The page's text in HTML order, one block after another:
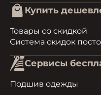
Купить
Товары со скидкой
Система скидок
Сервисы
Подшив одежды